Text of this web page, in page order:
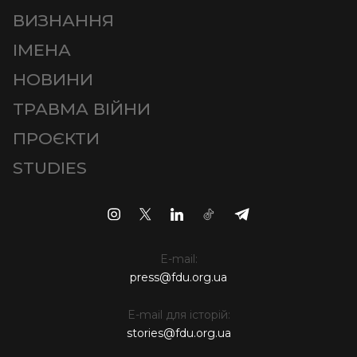
ВИЗНАННЯ
ІМЕНА
НОВИНИ
ТРАВМА ВІЙНИ
ПРОЄКТИ
STUDIES
E-mail:
press@fdu.org.ua
E-mail для історій:
stories@fdu.org.ua